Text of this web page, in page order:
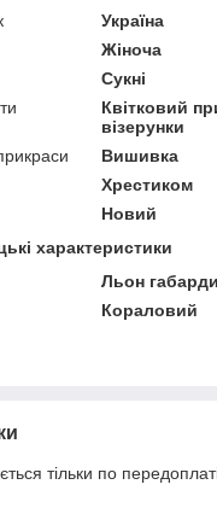
Україна
Жіноча
Сукні
Квітковий
візерунки
Вишивка
Хрестиком
Новий
характеристики
Льон
Кораловий
тільки по